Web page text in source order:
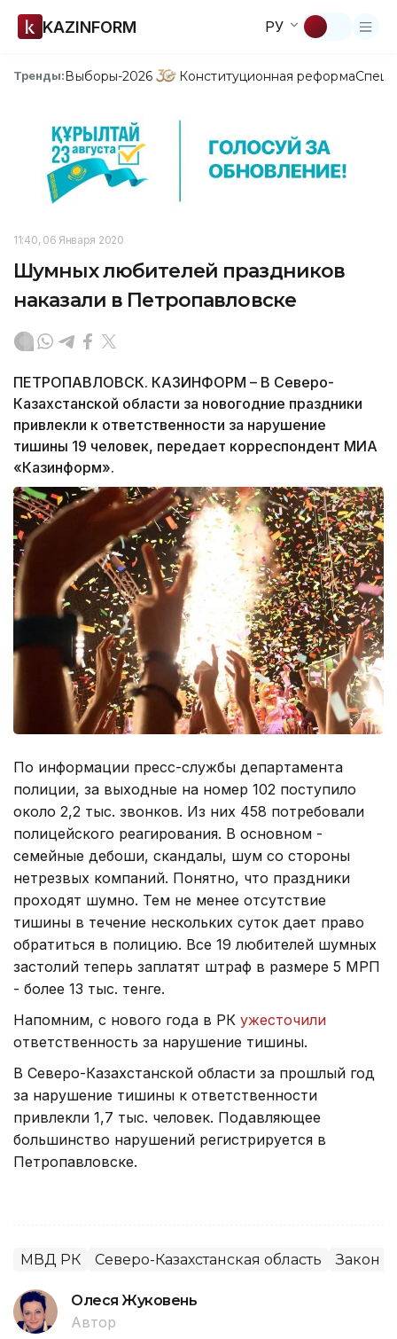
KAZINFORM РУ
Тренды:Выборы-2026 Конституционная реформа
11:40, 06 Января 2020
Шумных любителей праздников
наказали в Петропавловске
ПЕТРОПАВЛОВСК. КАЗИНФОРМ – В Северо-
Казахстанской области за новогодние праздники
привлекли к ответственности за нарушение
тишины 19 человек, передает корреспондент МИА
«Казинформ».
По информации пресс-службы департамента
полиции, за выходные на номер 102 поступило
около 2,2 тыс. звонков. Из них 458 потребовали
полицейского реагирования. В основном -
семейные дебоши, скандалы, шум со стороны
нетрезвых компаний. Понятно, что праздники
проходят шумно. Тем не менее отсутствие
тишины в течение нескольких суток дает право
обратиться в полицию. Все 19 любителей шумных
застолий теперь заплатят штраф в размере 5 МРП
- более 13 тыс. тенге.
Напомним, с нового года в РК ужесточили
ответственность за нарушение тишины.
В Северо-Казахстанской области за прошлый год
за нарушение тишины к ответственности
привлекли 1,7 тыс. человек. Подавляющее
большинство нарушений регистрируется в
Петропавловске.
МВД РК Северо-Казахстанская область Закон
Олеся Жуковень
Автор